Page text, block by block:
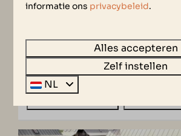
8
4 Ja 2
Ruime tuin
2 Badkamers
informatie ons privacybeleid.
Alles accepteren
Zelf instellen
NL